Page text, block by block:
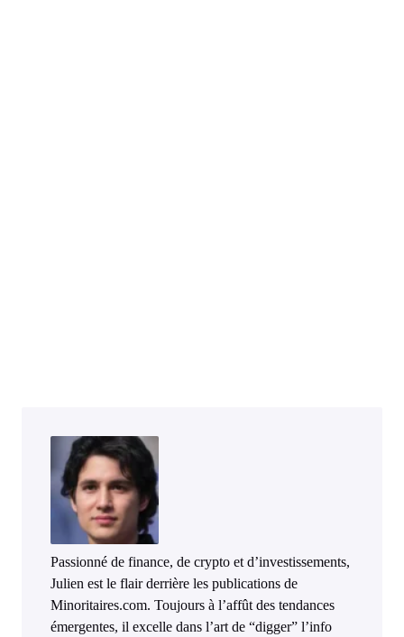
Passionné de finance, de crypto et d’investissements,
Julien est le flair derrière les publications de
Minoritaires.com. Toujours à l’affût des tendances
émergentes, il excelle dans l’art de “digger” l’info